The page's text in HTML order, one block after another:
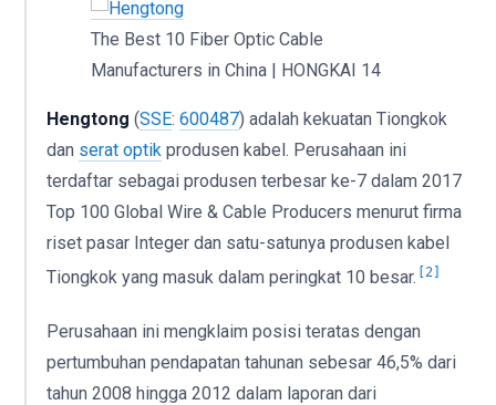
The Best 10 Fiber Optic Cable
Manufacturers in China | HONGKAI 14
Hengtong (SSE: 600487) adalah kekuatan Tiongkok
dan serat optik produsen kabel. Perusahaan ini
terdaftar sebagai produsen terbesar ke-7 dalam 2017
Top 100 Global Wire & Cable Producers menurut firma
riset pasar Integer dan satu-satunya produsen kabel
Tiongkok yang masuk dalam peringkat 10 besar.
[2]
Perusahaan ini mengklaim posisi teratas dengan
pertumbuhan pendapatan tahunan sebesar 46,5% dari
tahun 2008 hingga 2012 dalam laporan dari